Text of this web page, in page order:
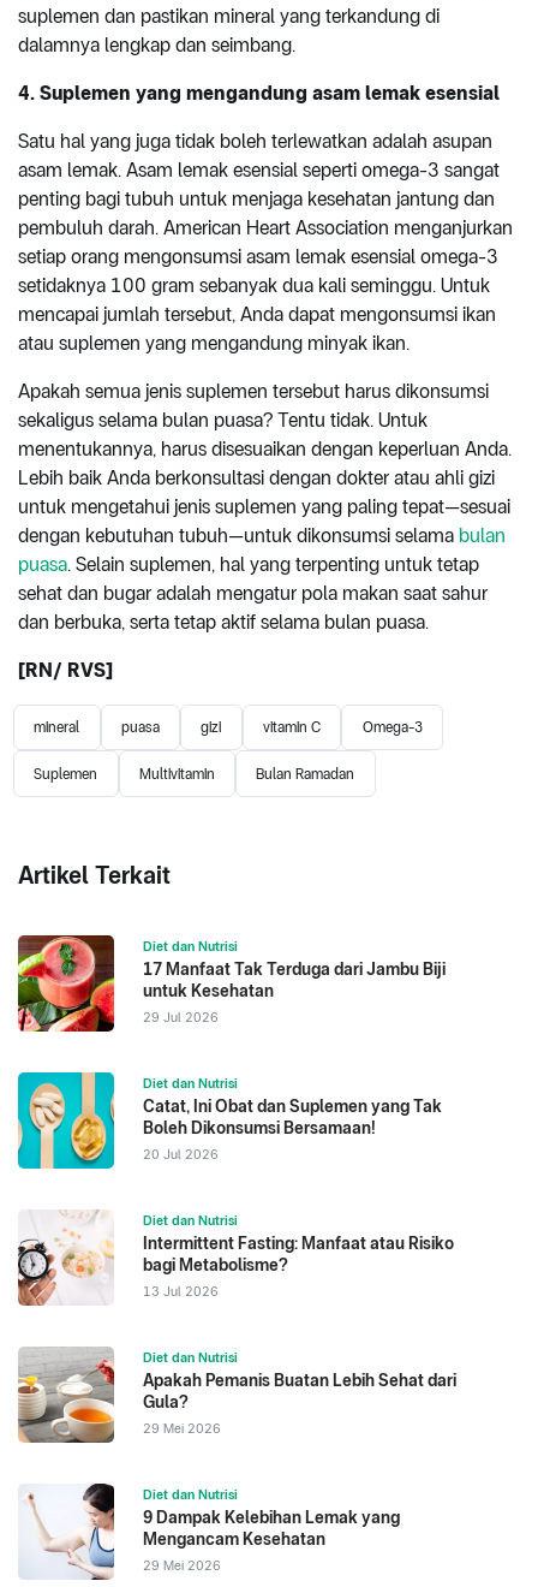
suplemen dan pastikan mineral yang terkandung di
dalamnya lengkap dan seimbang.
4. Suplemen yang mengandung asam lemak esensial
Satu hal yang juga tidak boleh terlewatkan adalah asupan
asam lemak. Asam lemak esensial seperti omega-3 sangat
penting bagi tubuh untuk menjaga kesehatan jantung dan
pembuluh darah. American Heart Association menganjurkan
setiap orang mengonsumsi asam lemak esensial omega-3
setidaknya 100 gram sebanyak dua kali seminggu. Untuk
mencapai jumlah tersebut, Anda dapat mengonsumsi ikan
atau suplemen yang mengandung minyak ikan.
Apakah semua jenis suplemen tersebut harus dikonsumsi
sekaligus selama bulan puasa? Tentu tidak. Untuk
menentukannya, harus disesuaikan dengan keperluan Anda.
Lebih baik Anda berkonsultasi dengan dokter atau ahli gizi
untuk mengetahui jenis suplemen yang paling tepat—sesuai
dengan kebutuhan tubuh—untuk dikonsumsi selama bulan
puasa. Selain suplemen, hal yang terpenting untuk tetap
sehat dan bugar adalah mengatur pola makan saat sahur
dan berbuka, serta tetap aktif selama bulan puasa.
[RN/ RVS]
mineral puasa gizi vitamin C Omega-3
Suplemen Multivitamin Bulan Ramadan
Artikel Terkait
Diet dan Nutrisi
17 Manfaat Tak Terduga dari Jambu Biji
untuk Kesehatan
29 Jul 2026
Diet dan Nutrisi
Catat, Ini Obat dan Suplemen yang Tak
Boleh Dikonsumsi Bersamaan!
20 Jul 2026
Diet dan Nutrisi
Intermittent Fasting: Manfaat atau Risiko
bagi Metabolisme?
13 Jul 2026
Diet dan Nutrisi
Apakah Pemanis Buatan Lebih Sehat dari
Gula?
29 Mei 2026
Diet dan Nutrisi
9 Dampak Kelebihan Lemak yang
Mengancam Kesehatan
29 Mei 2026